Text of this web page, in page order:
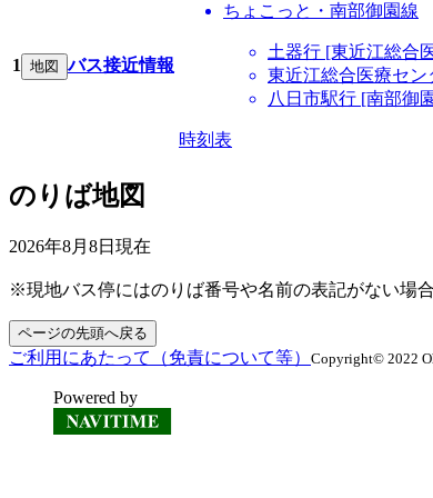
1 地図 バス接近情報
ちょこっと・南部御園線
土器行 [東近江総合
東近江総合医療セ
八日市駅行 [南部御
時刻表
のりば地図
2026年8月8日 現在
※現地バス停にはのりば番号や名前の表記がない場
ページの先頭へ戻る
ご利用にあたって（免責について等） Copyright© 2022
Powered by